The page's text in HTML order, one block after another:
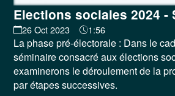
Elections sociales 2024 -
26 Oct 2023 1:56
La phase pré-électorale : Dans le
séminaire consacré aux élections
examinerons le déroulement de la
par étapes successives.